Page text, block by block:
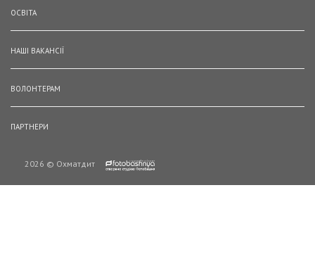
ОСВІТА
НАШІ ВАКАНСІЇ
ВОЛОНТЕРАМ
ПАРТНЕРИ
2026 © Охматдит